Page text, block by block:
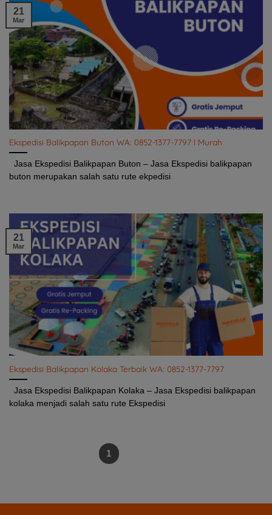
Ekspedisi Balikpapan Buton WA: 0852-1377-7797 l Murah
Jasa Ekspedisi Balikpapan Buton – Jasa Ekspedisi balikpapan
buton merupakan salah satu rute ekpedisi
21
Mar
Ekspedisi Balikpapan Kolaka Terbaik WA: 0852-1377-7797
Jasa Ekspedisi Balikpapan Kolaka – Jasa Ekspedisi balikpapan
kolaka menjadi salah satu rute Ekspedisi
21
Mar
1